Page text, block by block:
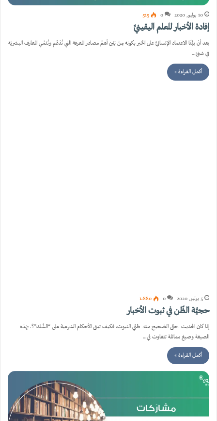
10 يوليو, 2020 0
515
إفادة الأخبار للعلم اليقينيِّ
بعد أنْ بيَّنَّا الاعتماد الإنسانيَّ على الخبر بكونه مِنْ بَيْن أهمِّ مصادر المعرفة التي تُدَعِّم وتُنَمِّي المعارف البشريَّة
في شتىَّ…
أكمل القراءة »
5 يوليو, 2020 0 1٬880
حجيَّة الظّن في ثبوت الأخبار
إذا كان الحديث -حتّى الصّحيح منه- ظنّي الثبوت، فكيف تبنى الأحكام الشرعية على “الشَّك”؟. بهٰذه
الصيغة وصيغ مماثلة تتفاوت في…
أكمل القراءة »